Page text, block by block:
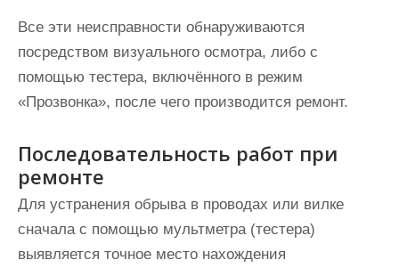
Все эти неисправности обнаруживаются
посредством визуального осмотра, либо с
помощью тестера, включённого в режим
«Прозвонка», после чего производится ремонт.
Последовательность работ при
ремонте
Для устранения обрыва в проводах или вилке
сначала с помощью мультметра (тестера)
выявляется точное место нахождения